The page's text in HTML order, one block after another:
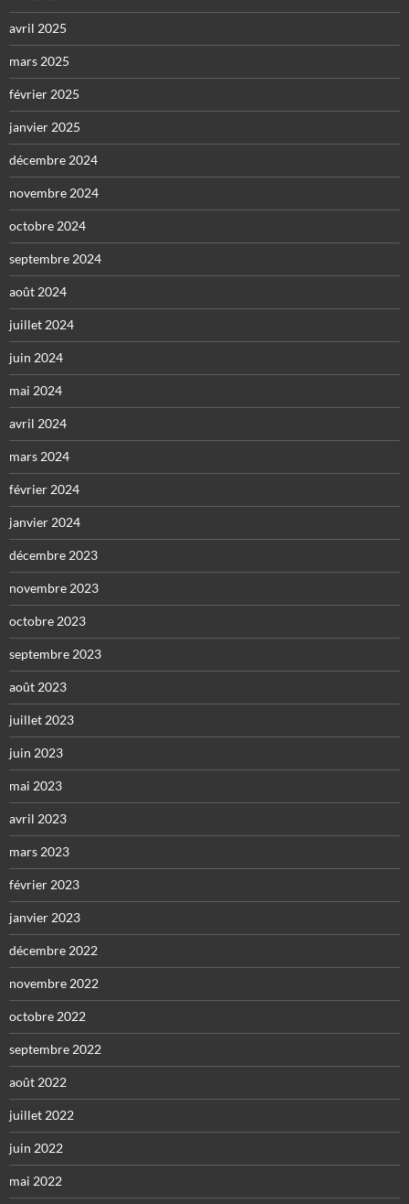
avril 2025
mars 2025
février 2025
janvier 2025
décembre 2024
novembre 2024
octobre 2024
septembre 2024
août 2024
juillet 2024
juin 2024
mai 2024
avril 2024
mars 2024
février 2024
janvier 2024
décembre 2023
novembre 2023
octobre 2023
septembre 2023
août 2023
juillet 2023
juin 2023
mai 2023
avril 2023
mars 2023
février 2023
janvier 2023
décembre 2022
novembre 2022
octobre 2022
septembre 2022
août 2022
juillet 2022
juin 2022
mai 2022